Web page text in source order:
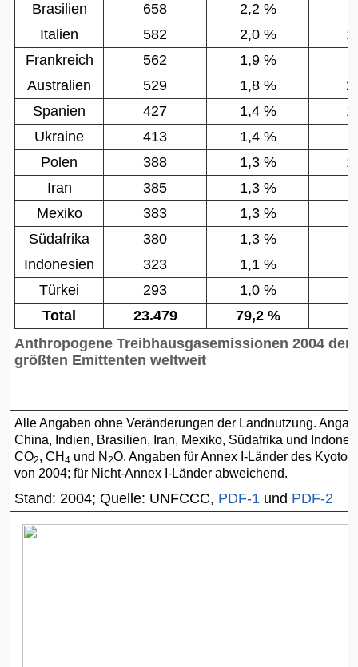
Anthropogene Treibhausgasemissionen 2004 der
größten Emittenten weltweit
Brasilien 658 2,2 %
Italien
582 2,0 %
Frankreich
562 1,9 %
Australien
529 1,8 %
Spanien
427 1,4 %
Ukraine
413 1,4 %
Polen
388 1,3 %
Iran
385 1,3 %
Mexiko
383 1,3 %
Südafrika
380 1,3 %
Indonesien
323 1,1 %
Türkei
293 1,0 %
Total
23.479 79,2 %
Alle Angaben ohne Veränderungen der Landnutzung.
China, Indien, Brasilien, Iran, Mexiko, Südafrika und
CO2, CH 4 und N 2O. Angaben für Annex I-Länder des Kyoto-
von 2004; für Nicht-Annex I-Länder abweichend.
Stand: 2004; Quelle: UNFCCC, PDF-1 und PDF-2